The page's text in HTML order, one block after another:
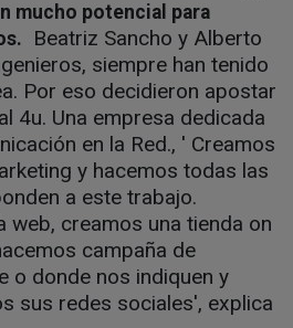
mucho potencial para
Beatriz Sancho y Alberto
siempre han tenido
Por eso decidieron apostar
4u. Una empresa dedicada
en la Red., ' Creamos
y hacemos todas las
a este trabajo.
web, creamos una tienda on
campaña de
o donde nos indiquen y
sus redes sociales', explica